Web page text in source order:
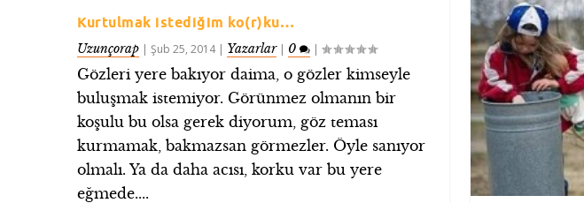
Kurtulmak istediğim ko(r)ku…
Uzunçorap |Şub 25, 2014| Yazarlar| 0 |
Gözleri yere bakıyor daima, o gözler kimseyle
buluşmak istemiyor. Görünmez olmanın bir
koşulu bu olsa gerek diyorum, göz teması
kurmamak, bakmazsan görmezler. Öyle sanıyor
olmalı. Ya da daha acısı, korku var bu yere
eğmede....